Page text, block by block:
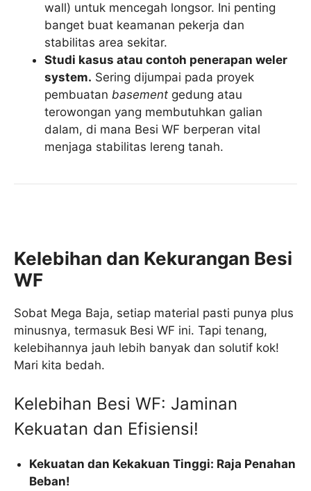
wall) untuk mencegah longsor. Ini penting
banget buat keamanan pekerja dan
stabilitas area sekitar.
Studi kasus atau contoh penerapan weler
system. Sering dijumpai pada proyek
pembuatanbasement gedung atau
terowongan yang membutuhkan galian
dalam, di mana Besi WF berperan vital
menjaga stabilitas lereng tanah.
Kelebihan dan Kekurangan Besi
WF
Sobat Mega Baja, setiap material pasti punya plus
minusnya, termasuk Besi WF ini. Tapi tenang,
kelebihannya jauh lebih banyak dan solutif kok!
Mari kita bedah.
Kelebihan Besi WF: Jaminan
Kekuatan dan Efisiensi!
Kekuatan dan Kekakuan Tinggi: Raja Penahan
Beban!